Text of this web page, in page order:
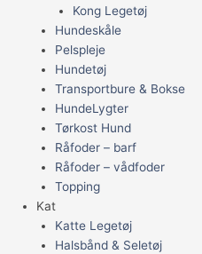
Kong Legetøj
Hundeskåle
Pelspleje
Hundetøj
Transportbure & Bokse
HundeLygter
Tørkost Hund
Råfoder – barf
Råfoder – vådfoder
Topping
Kat
Katte Legetøj
Halsbånd & Seletøj